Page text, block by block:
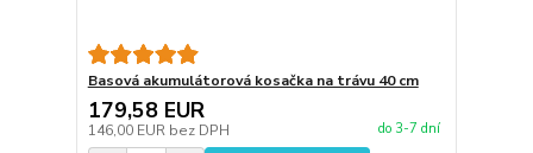
Basová akumulátorová kosačka na trávu 40 cm
179,58 EUR
146,00 EUR bez DPH do 3-7 dní